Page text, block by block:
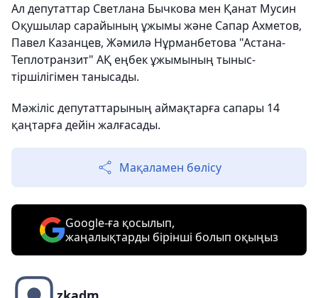
Ал депутаттар Светлана Бычкова мен Қанат Мусин
Оқушылар сарайының ұжымы және Сапар Ахметов,
Павел Казанцев, Жәмилә Нұрманбетова "Астана-
Теплотранзит" АҚ еңбек ұжымының тыныс-
тіршілігімен танысады.
Мәжіліс депутаттарының аймақтарға сапары 14
қаңтарға дейін жалғасады.
Мақаламен бөлісу
Google-ға қосылып,
жаңалықтарды бірінші болып оқыңыз